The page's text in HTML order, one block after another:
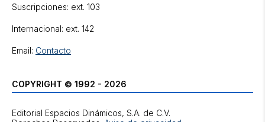
Suscripciones: ext. 103
Internacional: ext. 142
Email: Contacto
COPYRIGHT © 1992 - 2026
Editorial Espacios Dinámicos, S.A. de C.V.